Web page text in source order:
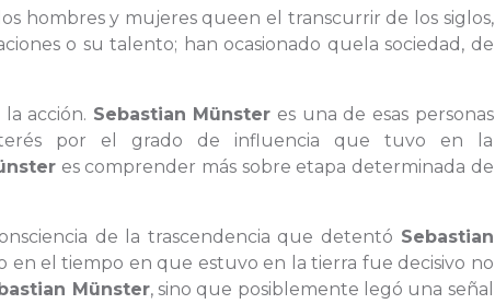
hombres y mujeres queen el transcurrir de los siglos,
o su talento; han ocasionado quela sociedad, de
acción. Sebastian Münster es una de esas personas
por el grado de influencia que tuvo en la
es comprender más sobre etapa determinada de
de la trascendencia que detentó Sebastian
en el tiempo en que estuvo en la tierra fue decisivo no
Münster, sino que posiblemente legó una señal